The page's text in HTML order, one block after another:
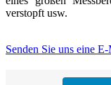
verstopft usw.
Senden Sie uns eine